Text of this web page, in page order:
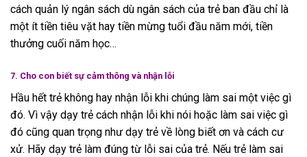
cách quản lý ngân sách dù ngân sách của trẻ ban đầu chỉ là
một ít tiền tiêu vặt hay tiền mừng tuổi đầu năm mới, tiền
thưởng cuối năm học…
7. Cho con biết sự cảm thông và nhận lỗi
Hầu hết trẻ không hay nhận lỗi khi chúng làm sai một việc gì
đó. Vì vậy dạy trẻ cách nhận lỗi khi nói hoặc làm sai việc gì
đó cũng quan trọng như dạy trẻ về lòng biết ơn và cách cư
xử. Hãy dạy trẻ làm đúng từ lỗi sai của trẻ. Nếu trẻ làm sai